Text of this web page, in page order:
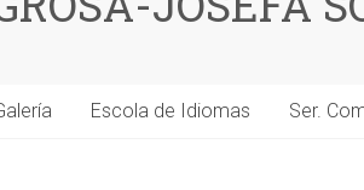
Escola de Idiomas Ser.